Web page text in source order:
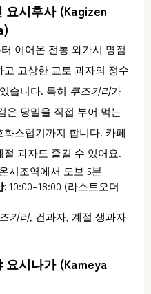
요시후사 (Kagizen
이어온 전통 와가시 명점
고 고상한 교토 과자의 정수
습니다. 특히 쿠즈키리가
은 당밀을 직접 부어 먹는
화스럽기까지 합니다. 카페
절 과자도 즐길 수 있어요.
시조역에서 도보 5분
: 10:00–18:00 (라스트오더
키리, 건과자, 계절 생과자
요시나가 (Kameya